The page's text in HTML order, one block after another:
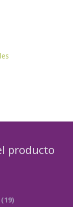
producto
(19)